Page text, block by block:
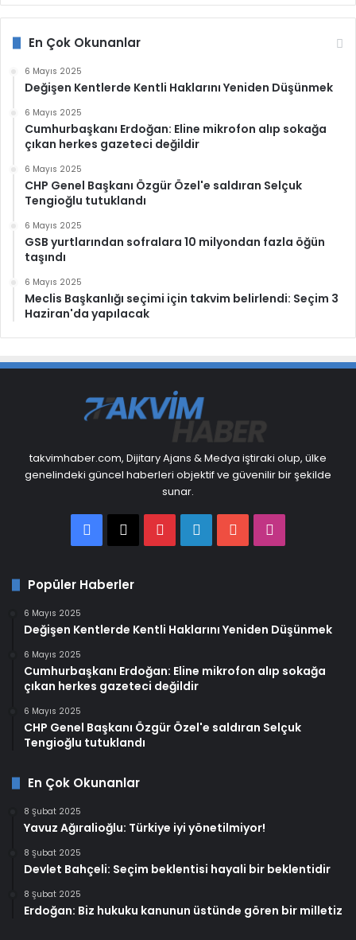
En Çok Okunanlar
6 Mayıs 2025
Değişen Kentlerde Kentli Haklarını Yeniden Düşünmek
6 Mayıs 2025
Cumhurbaşkanı Erdoğan: Eline mikrofon alıp sokağa
çıkan herkes gazeteci değildir
6 Mayıs 2025
CHP Genel Başkanı Özgür Özel'e saldıran Selçuk
Tengioğlu tutuklandı
6 Mayıs 2025
GSB yurtlarından sofralara 10 milyondan fazla öğün
taşındı
6 Mayıs 2025
Meclis Başkanlığı seçimi için takvim belirlendi: Seçim 3
Haziran'da yapılacak
takvimhaber.com, Dijitary Ajans & Medya iştiraki olup, ülke
genelindeki güncel haberleri objektif ve güvenilir bir şekilde
sunar.
Facebook
X PinterestLinkedInYouTube
Popüler Haberler
6 Mayıs 2025
Değişen Kentlerde Kentli Haklarını Yeniden Düşünmek
6 Mayıs 2025
Cumhurbaşkanı Erdoğan: Eline mikrofon alıp sokağa
çıkan herkes gazeteci değildir
6 Mayıs 2025
CHP Genel Başkanı Özgür Özel'e saldıran Selçuk
Tengioğlu tutuklandı
En Çok Okunanlar
8 Şubat 2025
Yavuz Ağıralioğlu: Türkiye iyi yönetilmiyor!
8 Şubat 2025
Devlet Bahçeli: Seçim beklentisi hayali bir beklentidir
8 Şubat 2025
Erdoğan: Biz hukuku kanunun üstünde gören bir milletiz